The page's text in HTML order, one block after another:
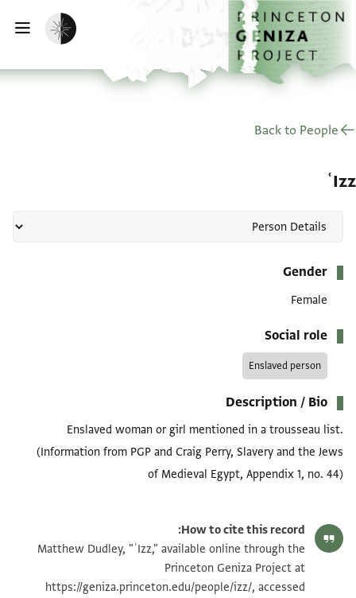
تخطي إلى المحتوى الرئيسي
الصفحة الرئيسية
تفعيل الوضع المظلم
Back to People
ʿIzz
Gender
Female
Social role
Enslaved person
Description / Bio
Enslaved woman or girl mentioned in a trousseau list.
(Information from PGP and Craig Perry, Slavery and the Jews
of Medieval Egypt, Appendix 1, no. 44)
How to cite this record:
Matthew Dudley, "ʿIzz," available online through the
Princeton Geniza Project at
https://geniza.princeton.edu/people/izz/, accessed